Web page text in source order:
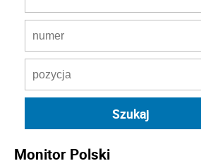
Monitor Polski